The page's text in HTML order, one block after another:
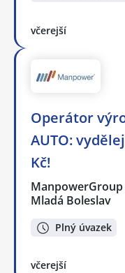
včerejší
Operátor
AUTO:
Kč!
ManpowerGroup
Mladá Boleslav
Plný úvazek
včerejší